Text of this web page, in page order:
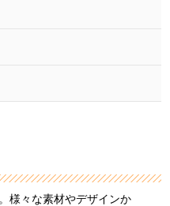
様々な素材やデザインか